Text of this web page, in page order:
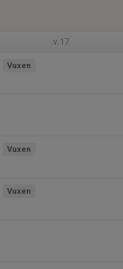
v.17
Vuxen
Vuxen
Vuxen